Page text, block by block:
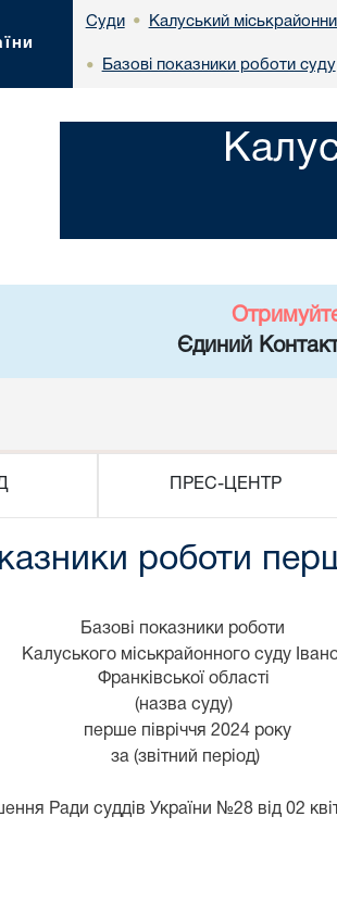
Суди • Калуський
• Базові показники роботи суду
Єдиний
ПРЕС-ЦЕНТР
роботи
Базові показники роботи
Калуського міськрайонного суду
Франківської області
(назва суду)
перше півріччя 2024 року
за (звітний період)
Ради суддів України №28 від 02